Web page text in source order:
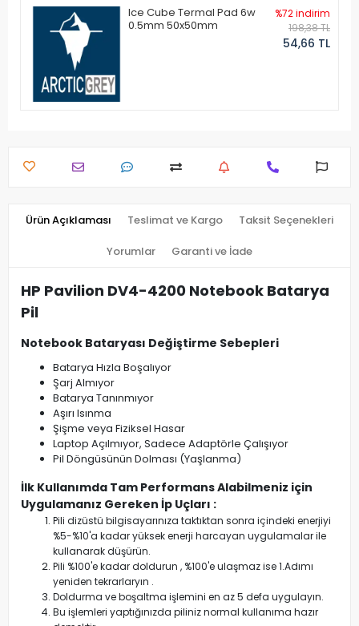
Ice Cube Termal Pad 6w
0.5mm 50x50mm
%72 indirim
198,38 TL
54,66 TL
Ürün Açıklaması Teslimat ve Kargo Taksit Seçenekleri
Yorumlar Garanti ve İade
HP Pavilion DV4-4200 Notebook Batarya
Pil
Notebook Bataryası Değiştirme Sebepleri
Batarya Hızla Boşalıyor
Şarj Almıyor
Batarya Tanınmıyor
Aşırı Isınma
Şişme veya Fiziksel Hasar
Laptop Açılmıyor, Sadece Adaptörle Çalışıyor
Pil Döngüsünün Dolması (Yaşlanma)
İlk Kullanımda Tam Performans Alabilmeniz için
Uygulamanız Gereken İp Uçları :
Pili dizüstü bilgisayarınıza taktıktan sonra içindeki enerjiyi
%5-%10'a kadar yüksek enerji harcayan uygulamalar ile
kullanarak düşürün.
Pili %100'e kadar doldurun , %100'e ulaşmaz ise 1.Adımı
yeniden tekrarlaryın .
Doldurma ve boşaltma işlemini en az 5 defa uygulayın.
Bu işlemleri yaptığınızda piliniz normal kullanıma hazır